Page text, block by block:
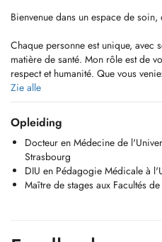
Bienvenue dans un espace de
Chaque personne est unique, avec
matière de santé. Mon rôle est de
respect et humanité. Que vous
un suivi régulier ou une question
engagement est de vous écouter,
comprendre vos besoins et de
solutions.
Avec plus de 20 ans d'expérience,
qualité des soins repose autant sur
la relation de confiance que l'on
Zie alle
Opleiding
Docteur en Médecine de
Strasbourg
DIU en Pédagogie Médicale à
Maître de stages aux Facultés